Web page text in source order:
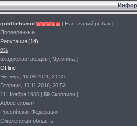
goldfichsmol
[ Настоящий рыбак ]
Проверенные
Репутация (14)
0%
владислав гвоздев [ Мужчина ]
Offline
Четверг, 15.09.2011, 20:33
Вторник, 15.11.2016, 20:52
11 Ноября 1960 [ 59 Скорпион ]
Адрес скрыт
Российская Федерация
Смоленская область